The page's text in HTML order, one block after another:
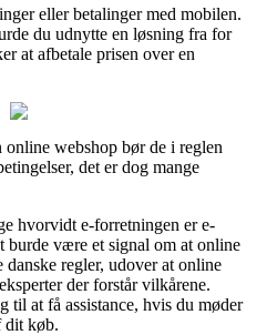
eller betalinger med mobilen.
du udnytte en løsning fra for
at afbetale prisen over en
webshop bør de i reglen
det er dog mange
hvorvidt e-forretningen er e-
burde være et signal om at online
regler, udover at online
der forstår vilkårene.
til at få assistance, hvis du møder
dit køb.